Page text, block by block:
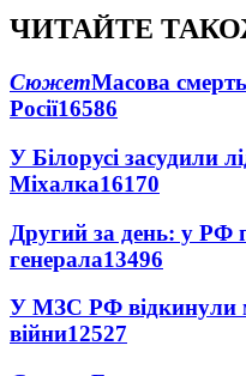
ЧИТАЙТЕ
СюжетМасова
Росії16586
У Білорусі засудили
Міхалка16170
Другий за день: у РФ
генерала13496
У МЗС РФ відкинули
війни12527